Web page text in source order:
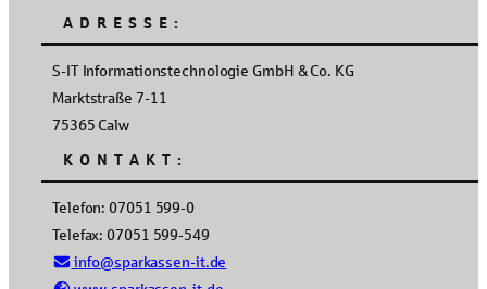
ADRESSE:
S-IT Informationstechnologie GmbH & Co. KG
Marktstraße 7-11
75365 Calw
KONTAKT:
Telefon: 07051 599-0
Telefax: 07051 599-549
info@sparkassen-it.de